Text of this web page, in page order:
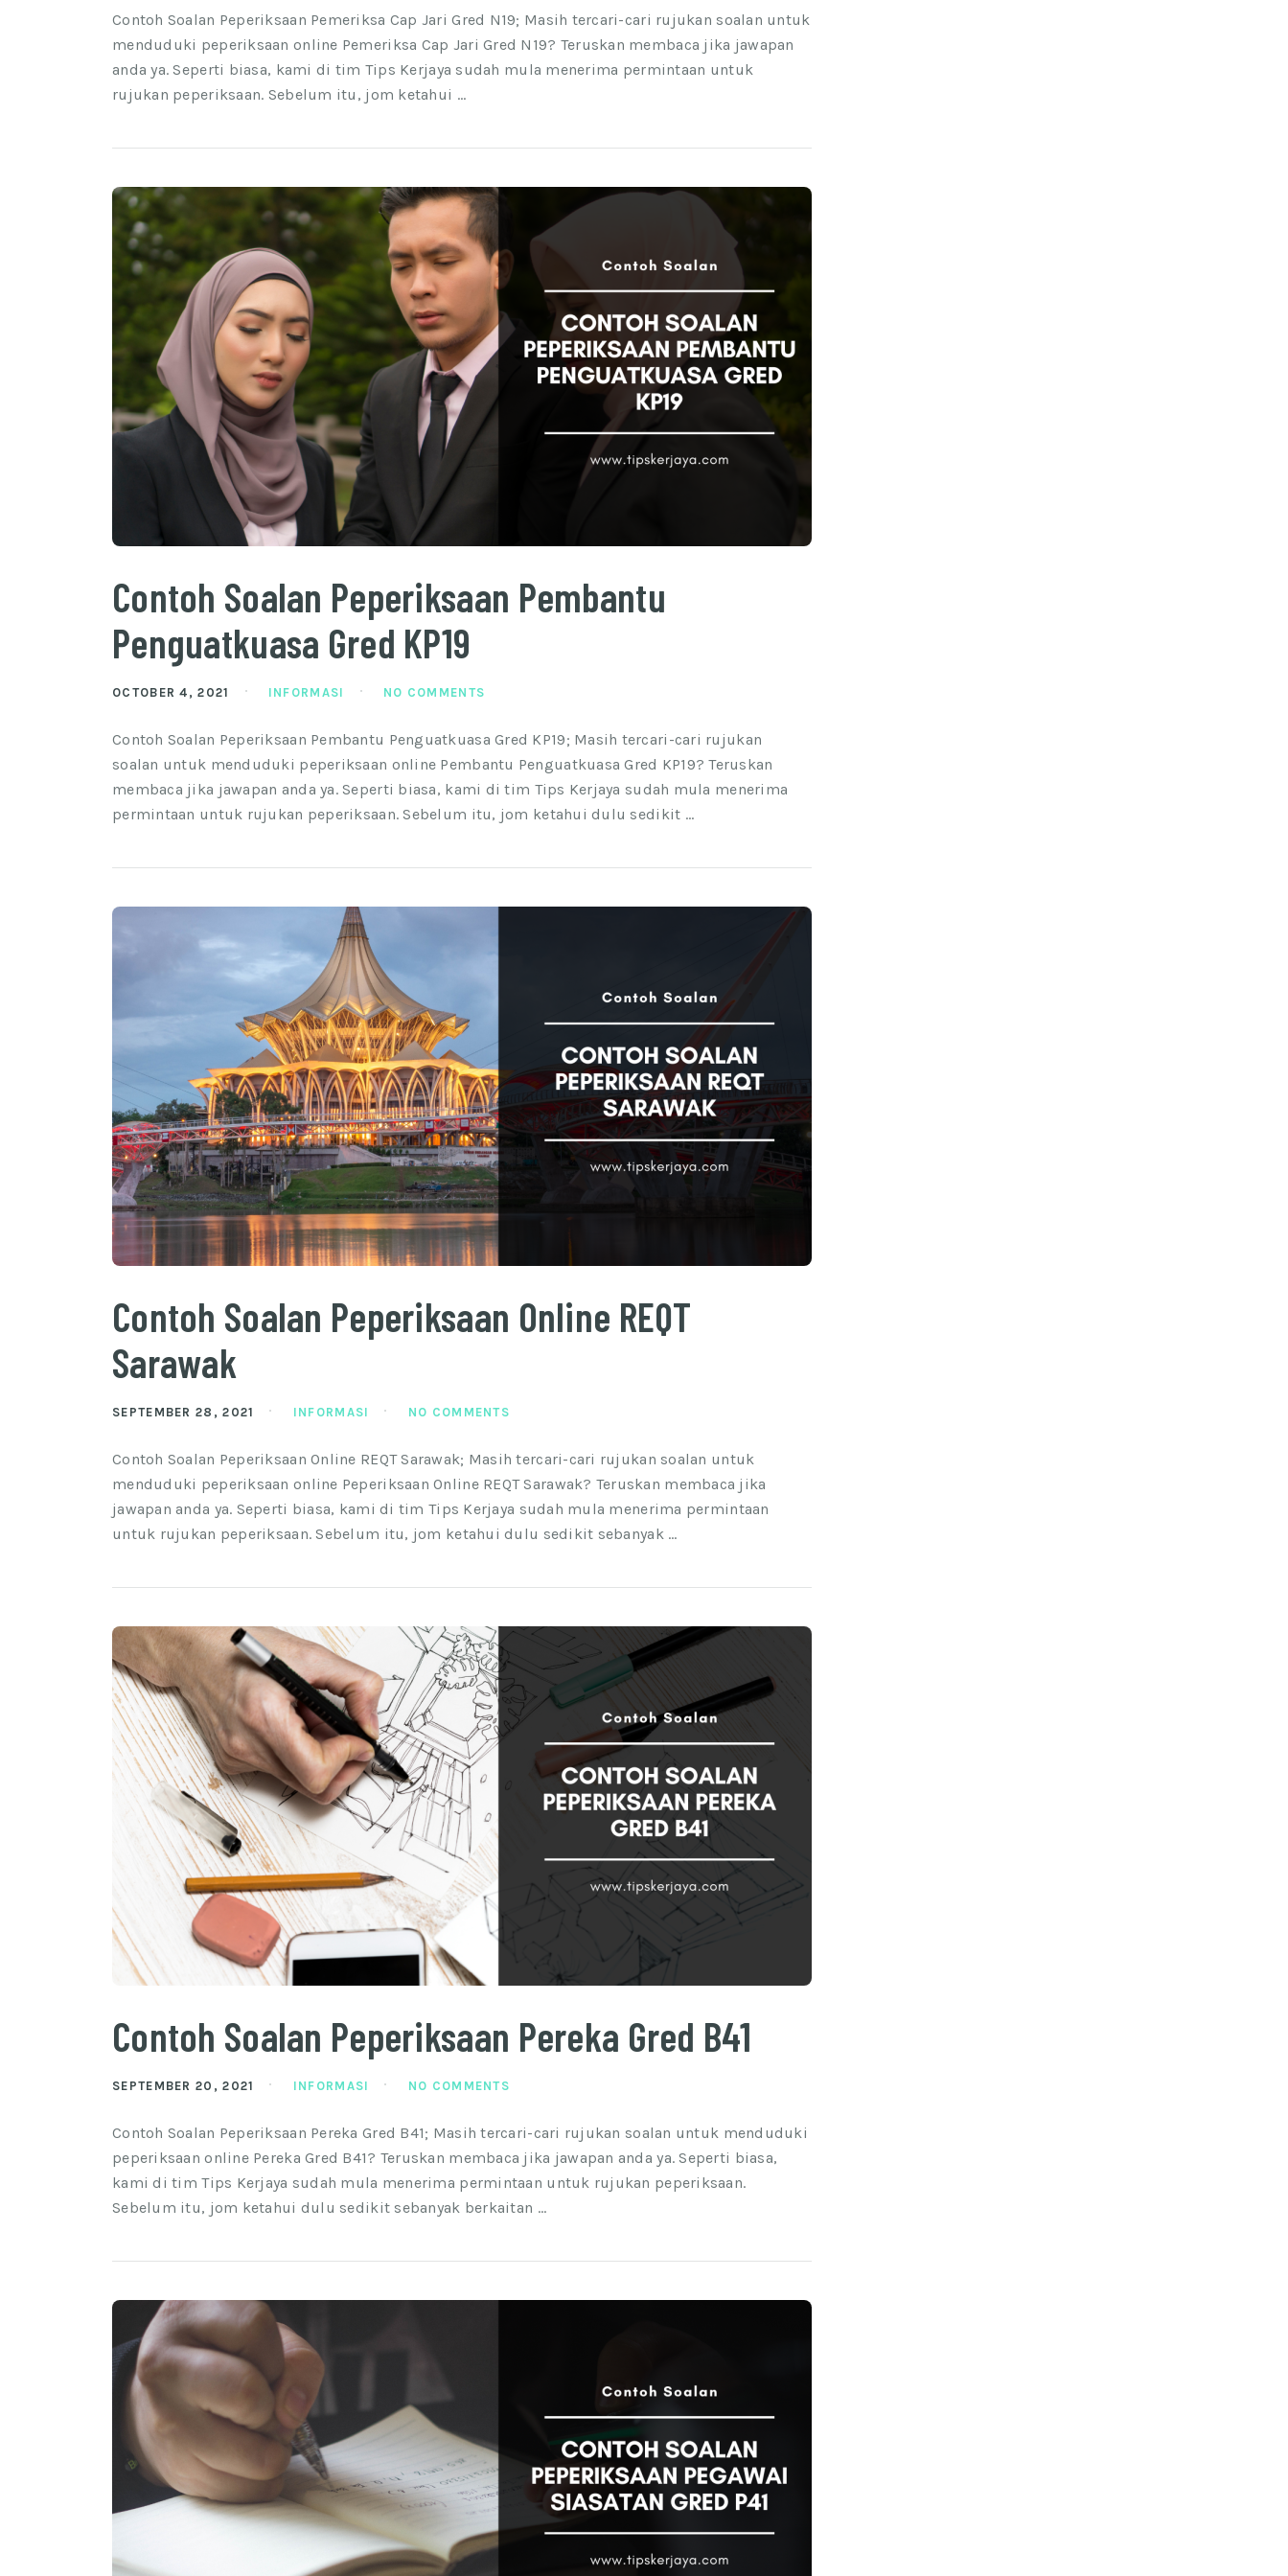
Contoh Soalan Peperiksaan Pemeriksa Cap Jari Gred N19; Masih tercari-cari rujukan soalan untuk
menduduki peperiksaan online Pemeriksa Cap Jari Gred N19? Teruskan membaca jika jawapan
anda ya. Seperti biasa, kami di tim Tips Kerjaya sudah mula menerima permintaan untuk
rujukan peperiksaan. Sebelum itu, jom ketahui …
Contoh Soalan Peperiksaan Pembantu
Penguatkuasa Gred KP19
OCTOBER 4, 2021 INFORMASI NO COMMENTS
Contoh Soalan Peperiksaan Pembantu Penguatkuasa Gred KP19; Masih tercari-cari rujukan
soalan untuk menduduki peperiksaan online Pembantu Penguatkuasa Gred KP19? Teruskan
membaca jika jawapan anda ya. Seperti biasa, kami di tim Tips Kerjaya sudah mula menerima
permintaan untuk rujukan peperiksaan. Sebelum itu, jom ketahui dulu sedikit …
Contoh Soalan Peperiksaan Online REQT
Sarawak
SEPTEMBER 28, 2021 INFORMASI NO COMMENTS
Contoh Soalan Peperiksaan Online REQT Sarawak; Masih tercari-cari rujukan soalan untuk
menduduki peperiksaan online Peperiksaan Online REQT Sarawak? Teruskan membaca jika
jawapan anda ya. Seperti biasa, kami di tim Tips Kerjaya sudah mula menerima permintaan
untuk rujukan peperiksaan. Sebelum itu, jom ketahui dulu sedikit sebanyak …
Contoh Soalan Peperiksaan Pereka Gred B41
SEPTEMBER 20, 2021 INFORMASI NO COMMENTS
Contoh Soalan Peperiksaan Pereka Gred B41; Masih tercari-cari rujukan soalan untuk menduduki
peperiksaan online Pereka Gred B41? Teruskan membaca jika jawapan anda ya. Seperti biasa,
kami di tim Tips Kerjaya sudah mula menerima permintaan untuk rujukan peperiksaan.
Sebelum itu, jom ketahui dulu sedikit sebanyak berkaitan …